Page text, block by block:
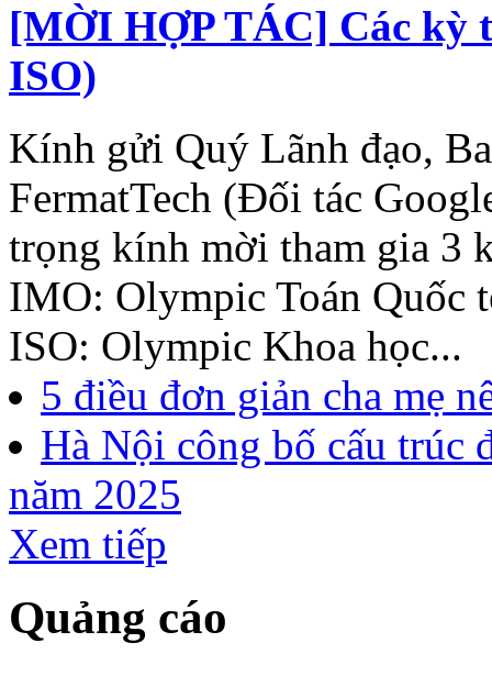
[MỜI HỢP TÁC] Các kỳ
ISO)
Kính gửi Quý Lãnh đạo,
FermatTech (Đối tác
trọng kính mời tham gia 3
IMO: Olympic Toán Quốc
ISO: Olympic Khoa học...
5 điều đơn giản cha mẹ
Hà Nội công bố cấu trúc
năm 2025
Xem tiếp
Quảng cáo